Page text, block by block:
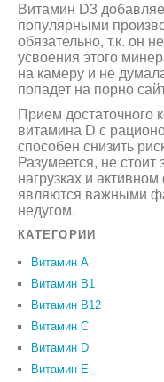
Витамин D3
популярными
обязательно, т.к. он
усвоения этого
на камеру и не
попадет на порно
Прием достаточного
витамина D с
способен снизить
Разумеется, не
нагрузках и
являются важными
недугом.
КАТЕГОРИИ
Витамин A
Витамин B1
Витамин B12
Витамин C
Витамин D
Витамин Е